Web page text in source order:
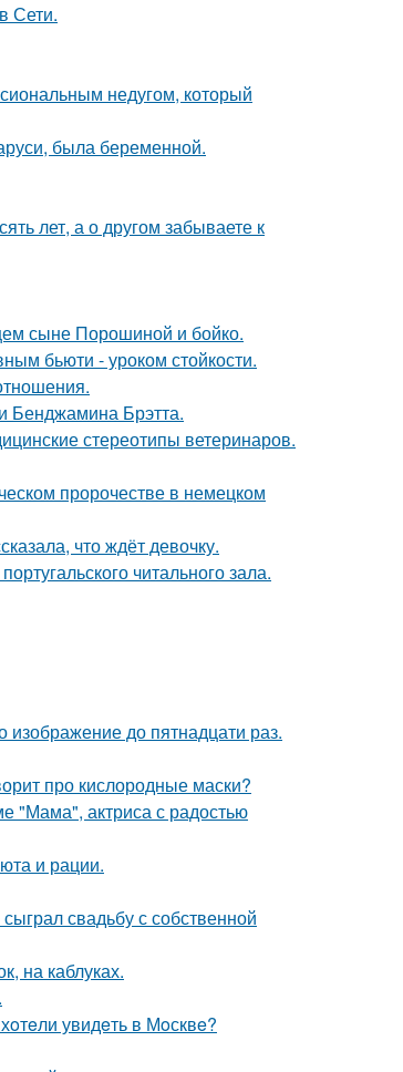
Сети.
недугом, который
была беременной.
лет, а о другом забываете к
сыне Порошиной и бойко.
бьюти - уроком стойкости.
Бенджамина Брэтта.
стереотипы ветеринаров.
пророчестве в немецком
что ждёт девочку.
читального зала.
до пятнадцати раз.
про кислородные маски?
"Мама", актриса с радостью
и рации.
свадьбу с собственной
на каблуках.
увидeть в Мoсквe?